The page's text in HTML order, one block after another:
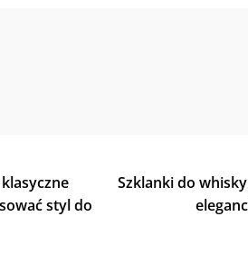
styl do
Szklanki do